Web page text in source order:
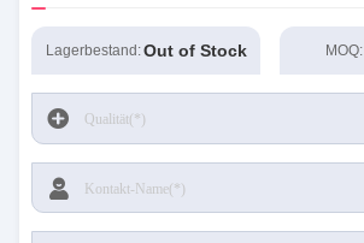
Lagerbestand:Out of Stock MOQ: